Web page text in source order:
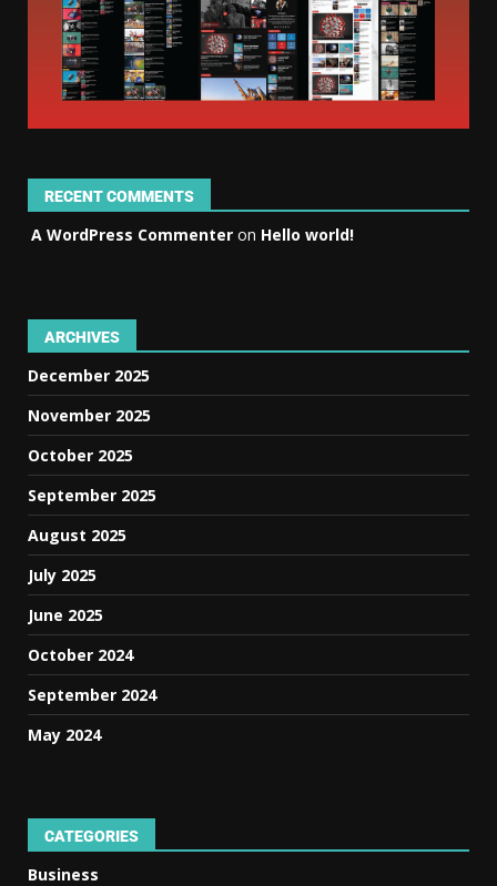
RECENT COMMENTS
A WordPress Commenter on Hello world!
ARCHIVES
December 2025
November 2025
October 2025
September 2025
August 2025
July 2025
June 2025
October 2024
September 2024
May 2024
CATEGORIES
Business